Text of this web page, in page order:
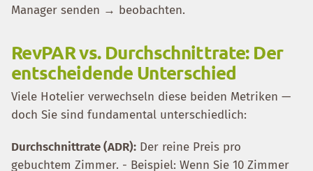
Manager senden → beobachten.
RevPAR vs. Durchschnittrate: Der
entscheidende Unterschied
Viele Hotelier verwechseln diese beiden Metriken —
doch Sie sind fundamental unterschiedlich:
Durchschnittrate (ADR): Der reine Preis pro
gebuchtem Zimmer. - Beispiel: Wenn Sie 10 Zimmer